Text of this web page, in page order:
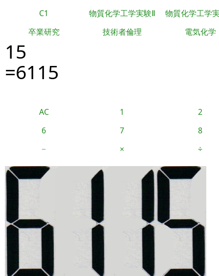
C1 物質化学工学実験Ⅱ
物質化学工学
卒業研究
技術者倫理 電気化学
15
=6115
AC 1
2
6
7
8
−
× ÷